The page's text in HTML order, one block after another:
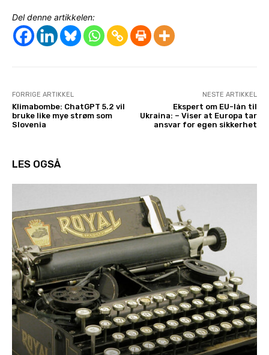
Del denne artikkelen:
FORRIGE ARTIKKEL
Klimabombe: ChatGPT 5.2 vil
bruke like mye strøm som
Slovenia
NESTE ARTIKKEL
Ekspert om EU-lån til
Ukraina: – Viser at Europa tar
ansvar for egen sikkerhet
LES OGSÅ